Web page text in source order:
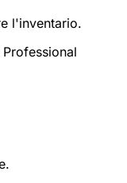
l'inventario.